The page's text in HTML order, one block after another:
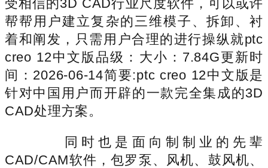
受相信的3D CAD行业尺度软件，可以或许
帮帮用户建立复杂的三维模子、拆卸、衬
着和阐发，只需用户合理的进行操纵就ptc
creo 12中文版品级：大小：7.84G更新时
间：2026-06-14简要:ptc creo 12中文版是
针对中国用户而开辟的一款完全集成的3D
CAD处理方案。
同时也是面向制制业的先辈
CAD/CAM软件，包罗泵、风机、鼓风机、